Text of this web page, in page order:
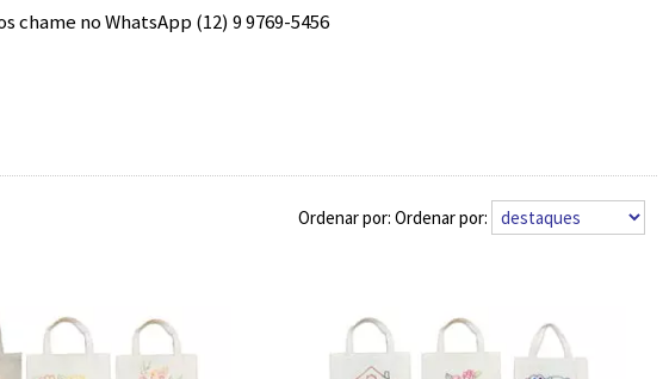
chame no WhatsApp (12) 9 9769-5456
Ordenar por: